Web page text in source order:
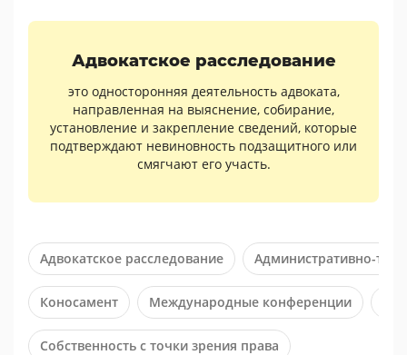
Адвокатское расследование
это односторонняя деятельность адвоката,
направленная на выяснение, собирание,
установление и закрепление сведений, которые
подтверждают невиновность подзащитного или
смягчают его участь.
Адвокатское расследование Административно-
Коносамент Международные конференции
Собственность с точки зрения права